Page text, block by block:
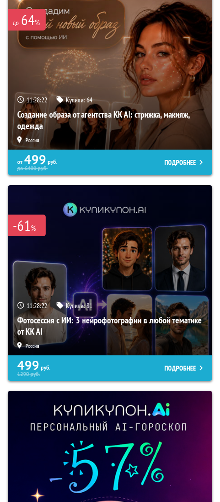
до 64%
11:28:21 Купили:64
Создание образа от агентства KK AI: стрижка, макияж,
одежда
Россия
от 499 руб.
до6400руб.
ПОДРОБНЕЕ
-61%
11:28:21 Купили:81
Фотосессия с ИИ: 3 нейрофотографии в любой тематике
от KK AI
Россия
499 руб.
1290руб.
ПОДРОБНЕЕ